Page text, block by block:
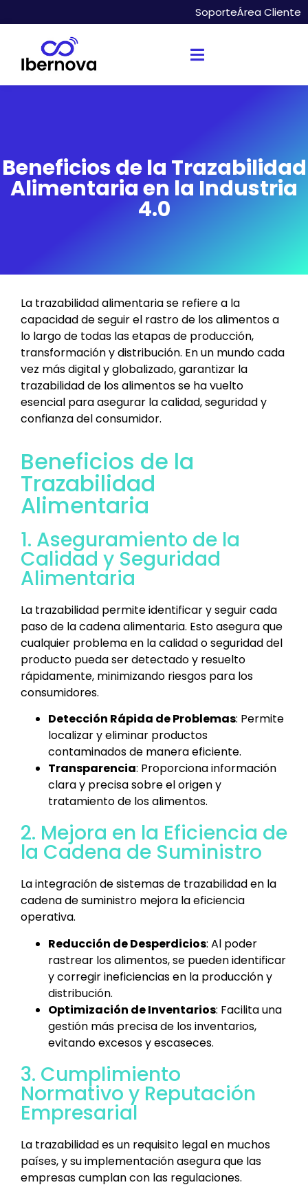
SoporteÁrea Cliente
Beneficios de la Trazabilidad
Alimentaria en la Industria
4.0
La trazabilidad alimentaria se refiere a la
capacidad de seguir el rastro de los alimentos a
lo largo de todas las etapas de producción,
transformación y distribución. En un mundo cada
vez más digital y globalizado, garantizar la
trazabilidad de los alimentos se ha vuelto
esencial para asegurar la calidad, seguridad y
confianza del consumidor.
Beneficios de la
Trazabilidad
Alimentaria
1. Aseguramiento de la
Calidad y Seguridad
Alimentaria
La trazabilidad permite identificar y seguir cada
paso de la cadena alimentaria. Esto asegura que
cualquier problema en la calidad o seguridad del
producto pueda ser detectado y resuelto
rápidamente, minimizando riesgos para los
consumidores.
Detección Rápida de Problemas: Permite
localizar y eliminar productos
contaminados de manera eficiente.
Transparencia: Proporciona información
clara y precisa sobre el origen y
tratamiento de los alimentos.
2. Mejora en la Eficiencia de
la Cadena de Suministro
La integración de sistemas de trazabilidad en la
cadena de suministro mejora la eficiencia
operativa.
Reducción de Desperdicios: Al poder
rastrear los alimentos, se pueden identificar
y corregir ineficiencias en la producción y
distribución.
Optimización de Inventarios: Facilita una
gestión más precisa de los inventarios,
evitando excesos y escaseces.
3. Cumplimiento
Normativo y Reputación
Empresarial
La trazabilidad es un requisito legal en muchos
países, y su implementación asegura que las
empresas cumplan con las regulaciones.